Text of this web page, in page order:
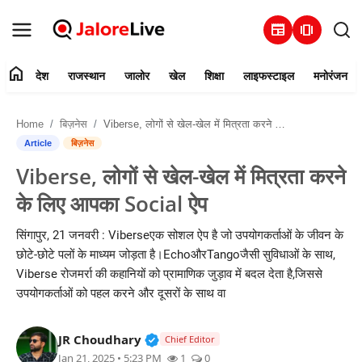
newspaper amp_stories
संपर्क करें
देश
जालोर
खेल
शिक्षा
home देश राजस्थान जालोर खेल शिक्षा लाइफस्टाइल मनोरंजन
Home बिज़नेस Viberse, लोगों से खेल-खेल में मित्रता करने के लिए आपका Social ऐप
Article बिज़नेस
Viberse, लोगों से खेल-खेल में मित्रता करने
के लिए आपका Social ऐप
सिंगापुर, 21 जनवरी : Viberseएक सोशल ऐप है जो उपयोगकर्ताओं के जीवन के
छोटे-छोटे पलों के माध्यम जोड़ता है।EchoऔरTangoजैसी सुविधाओं के साथ,
Viberse रोजमर्रा की कहानियों को प्रामाणिक जुड़ाव में बदल देता है,जिससे
उपयोगकर्ताओं को पहल करने और दूसरों के साथ वा
JR Choudhary Verified Public Figure • 30 Mar,
Chief Editor
Jan 21, 2025 • 5:23 PM 1 0